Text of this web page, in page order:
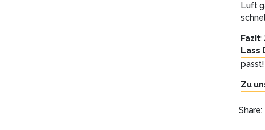
Luft
Fazit:
Lass
passt!
Zu
Share: